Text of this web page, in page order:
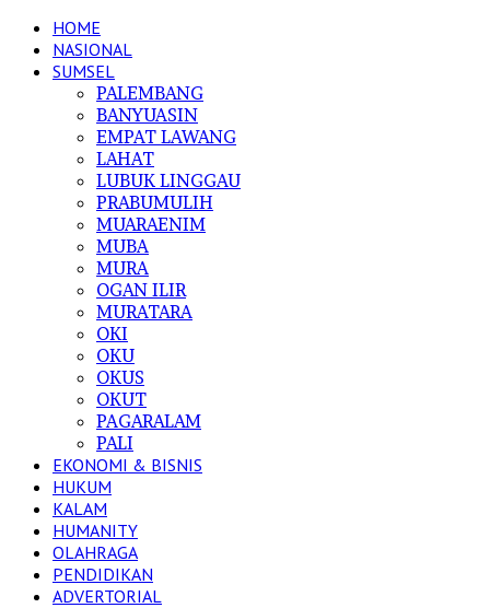
HOME
NASIONAL
SUMSEL
PALEMBANG
BANYUASIN
EMPAT LAWANG
LAHAT
LUBUK LINGGAU
PRABUMULIH
MUARAENIM
MUBA
MURA
OGAN ILIR
MURATARA
OKI
OKU
OKUS
OKUT
PAGARALAM
PALI
EKONOMI & BISNIS
HUKUM
KALAM
HUMANITY
OLAHRAGA
PENDIDIKAN
ADVERTORIAL